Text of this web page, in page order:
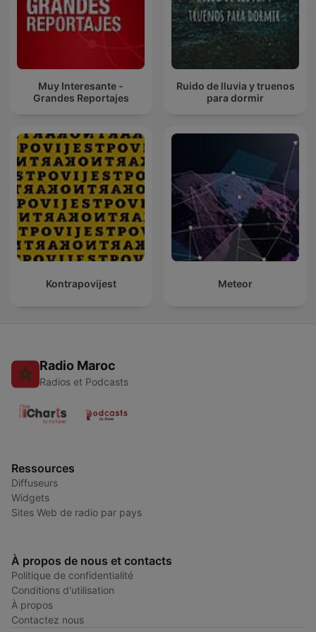
Muy Interesante -
Grandes Reportajes
Ruido de lluvia y truenos
para dormir
Kontrapovijest Meteor
Radio Maroc
Radios et Podcasts
Ressources
Diffuseurs
Widgets
Sites Web de radio par pays
À propos de nous et contacts
Politique de confidentialité
Conditions d'utilisation
À propos
Contactez nous